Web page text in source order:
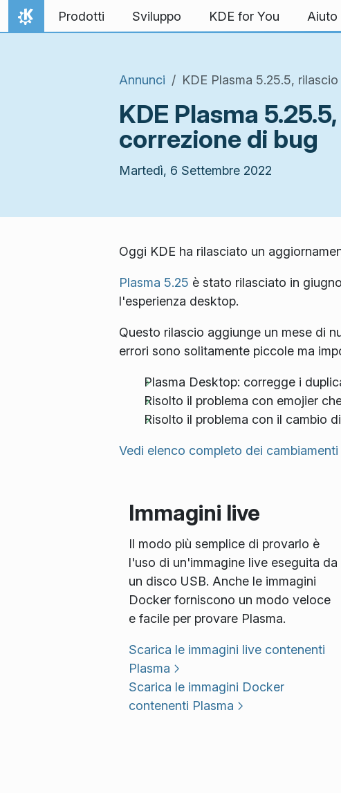
Passa al contenuto
Pagina iniziale
Prodotti Sviluppo KDE for You Aiuto
Annunci KDE Plasma 5.25.5,
KDE Plasma
correzione di bug
Martedì, 6 Settembre 2022
Oggi KDE ha rilasciato un
Plasma 5.25 è stato rilasciato in
l'esperienza desktop.
Questo rilascio aggiunge un mese di
errori sono solitamente piccole ma
Plasma Desktop: corregge i
Risolto il problema con emojier
Risolto il problema con il cambio
Vedi elenco completo dei cambiamenti
Immagini live
Il modo più semplice di provarlo è
l'uso di un'immagine live eseguita da
un disco USB. Anche le immagini
Docker forniscono un modo veloce
e facile per provare Plasma.
Scarica le immagini live contenenti
Plasma
Scarica le immagini Docker
contenenti Plasma